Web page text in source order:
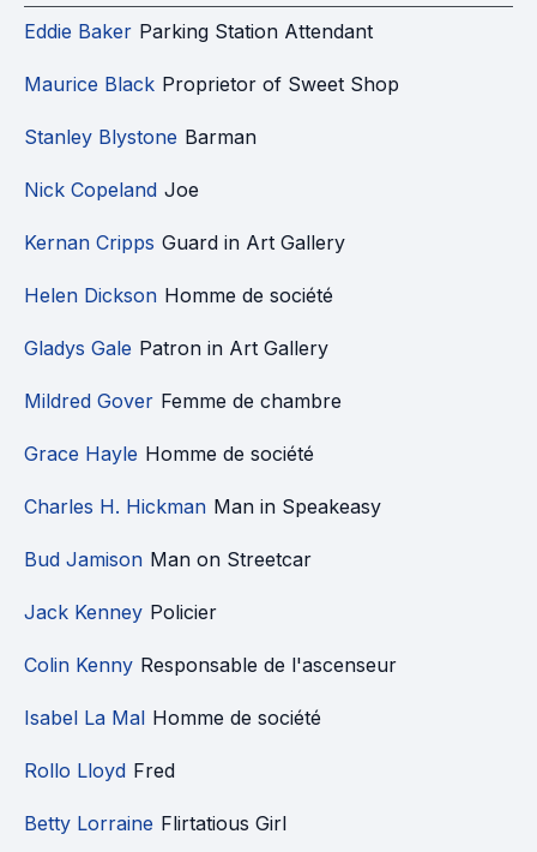
Eddie Baker Parking Station Attendant
Maurice Black Proprietor of Sweet Shop
Stanley Blystone Barman
Nick Copeland Joe
Kernan Cripps Guard in Art Gallery
Helen Dickson Homme de société
Gladys Gale Patron in Art Gallery
Mildred Gover Femme de chambre
Grace Hayle Homme de société
Charles H. Hickman Man in Speakeasy
Bud Jamison Man on Streetcar
Jack Kenney Policier
Colin Kenny Responsable de l'ascenseur
Isabel La Mal Homme de société
Rollo Lloyd Fred
Betty Lorraine Flirtatious Girl